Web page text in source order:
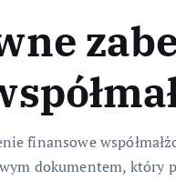
finansowe
dokumentem, który